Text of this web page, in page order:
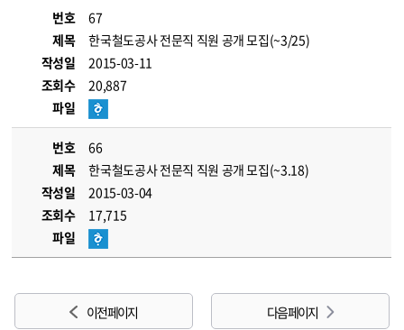
번호
67
제목
한국철도공사 전문직 직원 공개 모집(~3/25)
작성일
2015-03-11
조회수
20,887
파일
번호
66
제목
한국철도공사 전문직 직원 공개 모집(~3.18)
작성일
2015-03-04
조회수
17,715
파일
이전 페이지 다음 페이지